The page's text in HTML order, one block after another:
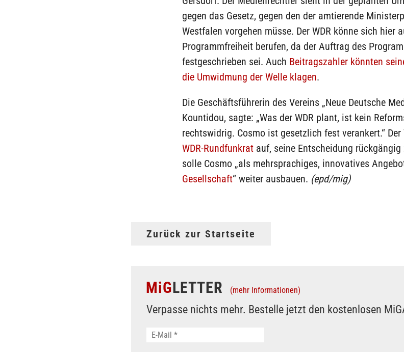
gegen das Gesetz, gegen den der amtierende
Westfalen vorgehen müsse. Der WDR könne sich hier
Programmfreiheit berufen, da der Auftrag des
festgeschrieben sei. Auch Beitragszahler könnten
die Umwidmung der Welle klagen.
Die Geschäftsführerin des Vereins „Neue Deutsche
Kountidou, sagte: „Was der WDR plant, ist kein
rechtswidrig. Cosmo ist gesetzlich fest verankert.“
WDR-Rundfunkrat auf, seine Entscheidung rückgängig
solle Cosmo „als mehrsprachiges, innovatives
Gesellschaft“ weiter ausbauen. (epd/mig)
Zurück zur Startseite
MiGLETTER (mehr Informationen)
Verpasse nichts mehr. Bestelle jetzt den kostenlosen